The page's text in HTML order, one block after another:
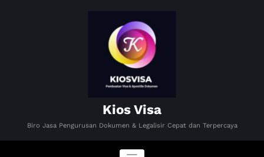
Kios Visa
Biro Jasa Pengurusan Dokumen & Legalisir Cepat dan Terpercaya